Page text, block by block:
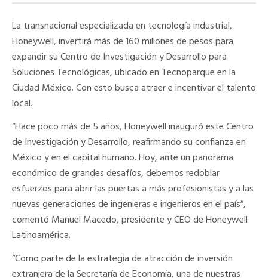
La transnacional especializada en tecnología industrial,
Honeywell, invertirá más de 160 millones de pesos para
expandir su Centro de Investigación y Desarrollo para
Soluciones Tecnológicas, ubicado en Tecnoparque en la
Ciudad México. Con esto busca atraer e incentivar el talento
local.
“Hace poco más de 5 años, Honeywell inauguró este Centro
de Investigación y Desarrollo, reafirmando su confianza en
México y en el capital humano. Hoy, ante un panorama
económico de grandes desafíos, debemos redoblar
esfuerzos para abrir las puertas a más profesionistas y a las
nuevas generaciones de ingenieras e ingenieros en el país”,
comentó Manuel Macedo, presidente y CEO de Honeywell
Latinoamérica.
“Como parte de la estrategia de atracción de inversión
extranjera de la Secretaría de Economía, una de nuestras